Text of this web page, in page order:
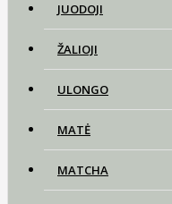
JUODOJI
ŽALIOJI
ULONGO
MATĖ
MATCHA